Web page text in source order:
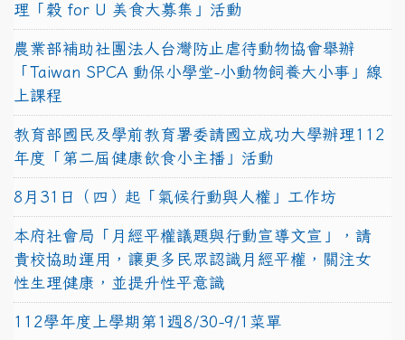
理「穀 for U 美食大募集」活動
農業部補助社團法人台灣防止虐待動物協會舉辦
「Taiwan SPCA 動保小學堂-小動物飼養大小事」線
上課程
教育部國民及學前教育署委請國立成功大學辦理112
年度「第二屆健康飲食小主播」活動
8月31日（四）起「氣候行動與人權」工作坊
本府社會局「月經平權議題與行動宣導文宣」，請
貴校協助運用，讓更多民眾認識月經平權，關注女
性生理健康，並提升性平意識
112學年度上學期第1週8/30-9/1菜單